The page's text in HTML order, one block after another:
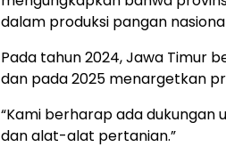
dalam produksi pangan
Pada tahun 2024, Jawa Timur
dan pada 2025 menargetkan
“Kami berharap ada
dan alat-alat pertanian.”